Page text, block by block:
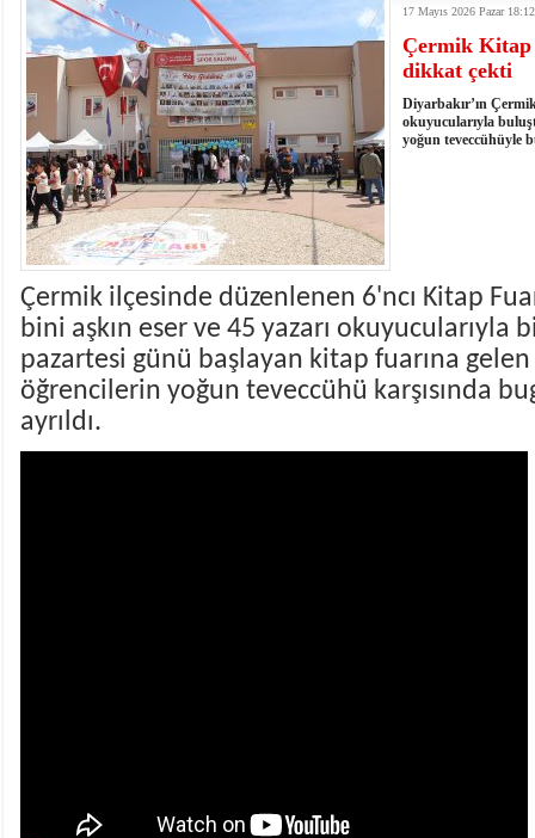
13:03
- Batman Üniversitesinin 2026 YKS kontenjanı
17 Mayıs 2026 Pazar 18:12
Çermik Kitap
dikkat çekti
Diyarbakır’ın
okuyucularıyla
yoğun teveccühüyle
Çermik ilçesinde düzenlenen 6'ncı Kitap
bini aşkın eser ve 45 yazarı okuyucularıyla
pazartesi günü başlayan kitap fuarına
öğrencilerin yoğun teveccühü karşısında
ayrıldı.